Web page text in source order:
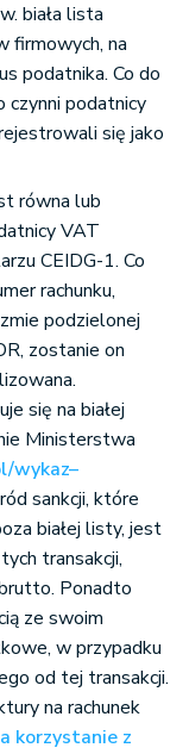
biała lista
firmowych, na
podatnika. Co do
czynni podatnicy
się jako
równa lub
VAT
CEIDG-1. Co
rachunku,
podzielonej
zostanie on
się na białej
Ministerstwa
wykaz–
sankcji, które
białej listy, jest
transakcji,
Ponadto
ze swoim
w przypadku
od tej transakcji.
na rachunek
korzystanie z